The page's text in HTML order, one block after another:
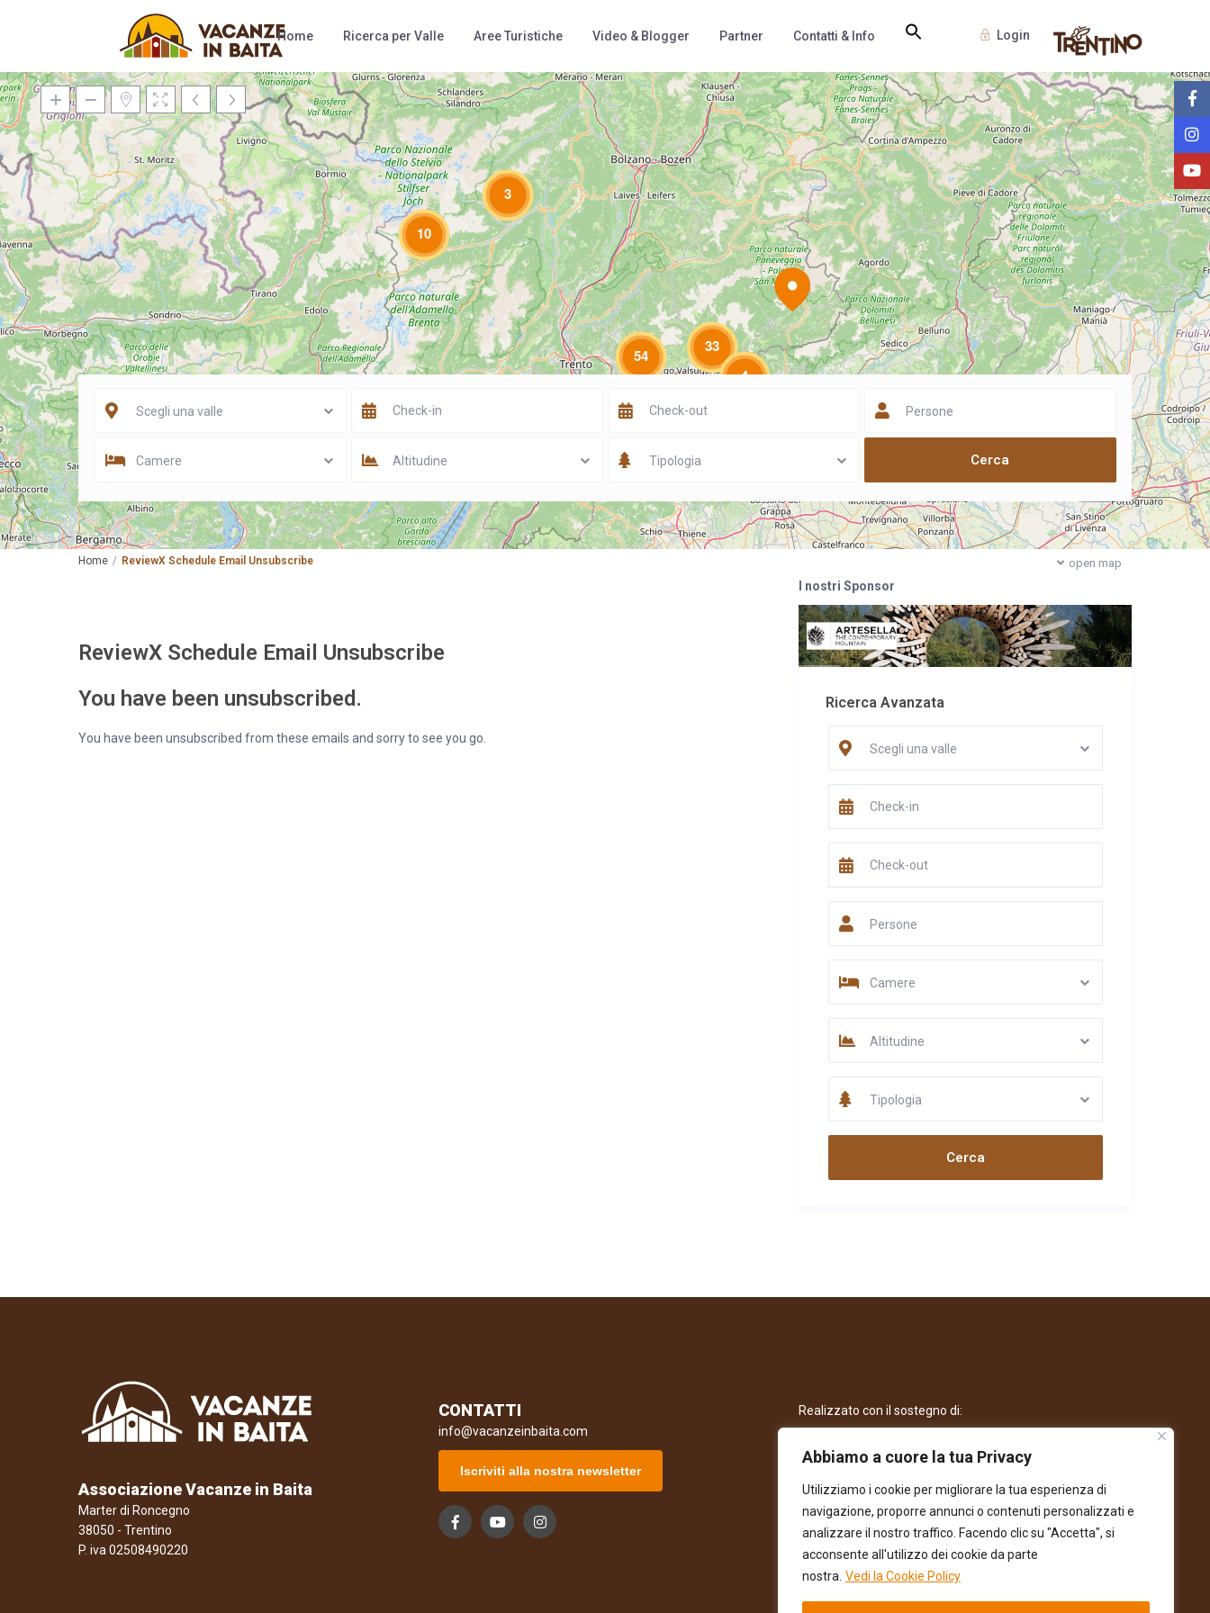
Abbiamo a cuore la tua Privacy
Utilizziamo i cookie per migliorare la tua esperienza di
navigazione, proporre annunci o contenuti personalizzati e
analizzare il nostro traffico. Facendo clic su "Accetta", si
acconsente all'utilizzo dei cookie da parte
nostra. Vedi la Cookie Policy
Login
Home Ricerca per Valle Aree Turistiche Video & Blogger Partner Contatti & Info
3
10
4
54 33
Loading Maps
open map
Scegli una valle Persone
Camere Altitudine Tipologia
Home ReviewX Schedule Email Unsubscribe
ReviewX Schedule Email Unsubscribe
You have been unsubscribed.
You have been unsubscribed from these emails and sorry to see you go.
I nostri Sponsor
Ricerca Avanzata
Scegli una valle
Persone
Camere
Altitudine
Tipologia
Associazione Vacanze in Baita
Marter di Roncegno
38050 - Trentino
P. iva 02508490220
CONTATTI
info@vacanzeinbaita.com
Iscriviti alla nostra newsletter
Realizzato con il sostegno di: